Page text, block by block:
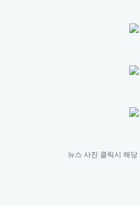
뉴스 사진 클릭시 해